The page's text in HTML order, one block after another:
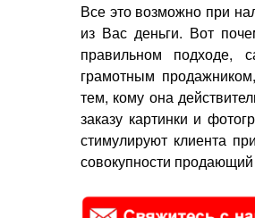
Все это возможно при
из Вас деньги. Вот
правильном подходе,
грамотным
тем, кому она
заказу картинки и
стимулируют клиента
совокупности продающий